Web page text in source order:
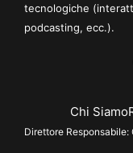
tecnologiche
podcasting, ecc.).
Chi Siamo
Direttore Responsabile: